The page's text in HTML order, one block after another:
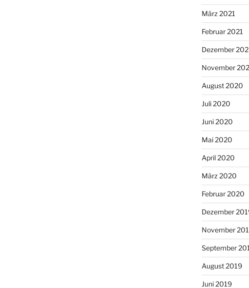
März 2021
Februar 2021
Dezember
November
August 2020
Juli 2020
Juni 2020
Mai 2020
April 2020
März 2020
Februar 2020
Dezember
November
September
August 2019
Juni 2019